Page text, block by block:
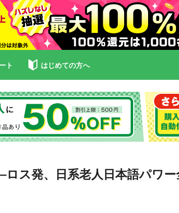
ト はじめての方へ
ス発、日系老人日本語パワー